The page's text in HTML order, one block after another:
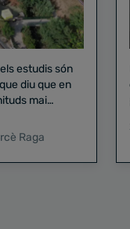
estudis són
diu que en
mai
Raga